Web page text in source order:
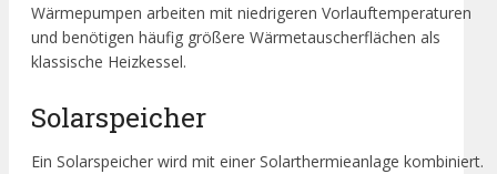
Wärmepumpen arbeiten mit niedrigeren Vorlauftemperaturen
und benötigen häufig größere Wärmetauscherflächen als
klassische Heizkessel.
Solarspeicher
Ein Solarspeicher wird mit einer Solarthermieanlage kombiniert.